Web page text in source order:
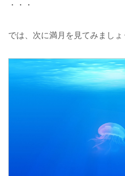
・・・
では、次に満月を見てみましょ